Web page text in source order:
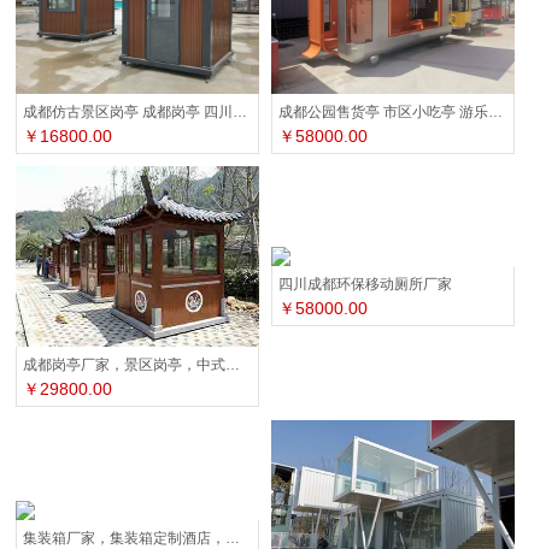
￥16800.00 ￥58000.00
成都岗亭厂家，景区岗亭，中式岗亭，仿古岗亭
￥29800.00
四川成都环保移动厕所厂家
￥58000.00
集装箱厂家，集装箱定制酒店，集装箱定制咖啡厅